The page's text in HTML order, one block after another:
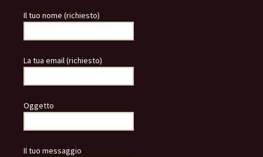
Il tuo nome (richiesto)
La tua email (richiesto)
Oggetto
Il tuo messaggio